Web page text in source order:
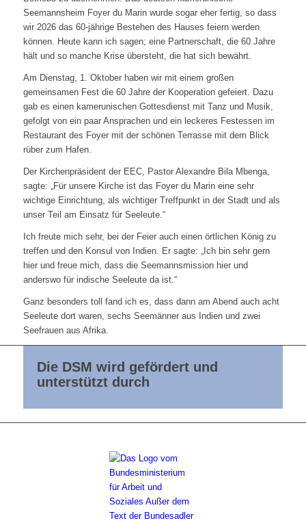
Seemannsheim Foyer du Marin wurde sogar eher fertig, so dass
wir 2026 das 60-jährige Bestehen des Hauses feiern werden
können. Heute kann ich sagen; eine Partnerschaft, die 60 Jahre
hält und so manche Krise übersteht, die hat sich bewährt.
Am Dienstag, 1. Oktober haben wir mit einem großen
gemeinsamen Fest die 60 Jahre der Kooperation gefeiert. Dazu
gab es einen kamerunischen Gottesdienst mit Tanz und Musik,
gefolgt von ein paar Ansprachen und ein leckeres Festessen im
Restaurant des Foyer mit der schönen Terrasse mit dem Blick
rüber zum Hafen.
Der Kirchenpräsident der EEC, Pastor Alexandre Bila Mbenga,
sagte: „Für unsere Kirche ist das Foyer du Marin eine sehr
wichtige Einrichtung, als wichtiger Treffpunkt in der Stadt und als
unser Teil am Einsatz für Seeleute.“
Ich freute mich sehr, bei der Feier auch einen örtlichen König zu
treffen und den Konsul von Indien. Er sagte: „Ich bin sehr gern
hier und freue mich, dass die Seemannsmission hier und
anderswo für indische Seeleute da ist.“
Ganz besonders toll fand ich es, dass dann am Abend auch acht
Seeleute dort waren, sechs Seemänner aus Indien und zwei
Seefrauen aus Afrika.
Die DSM wird gefördert und
unterstützt durch